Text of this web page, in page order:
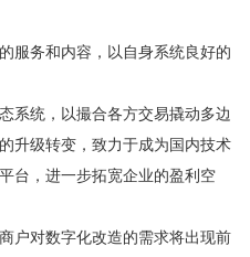
服务和内容，以自身系统良好的
系统，以撮合各方交易撬动多边
升级转变，致力于成为国内技术
台，进一步拓宽企业的盈利空
户对数字化改造的需求将出现前